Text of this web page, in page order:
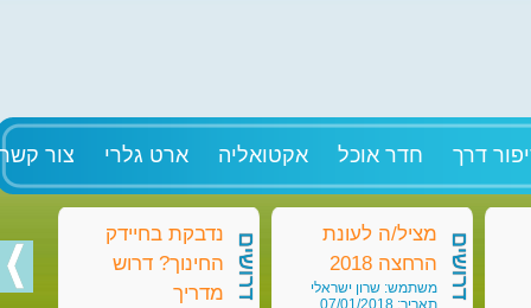
דרך חדר אוכל אקטואליה ארט גלרי צור
מציל/ה לעונת
הרחצה 2018
משתמש: שרון ישראלי
תאריך: 07/01/2018
דרושים
נדבקת בחיידק
החינוך? דרוש
מדריך
דרושים דרושים